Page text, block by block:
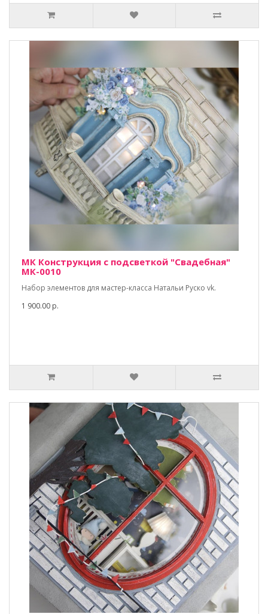
МК Конструкция с подсветкой "Свадебная"
МК-0010
Набор элементов для мастер-класса Натальи Руско vk.
1 900.00 р.